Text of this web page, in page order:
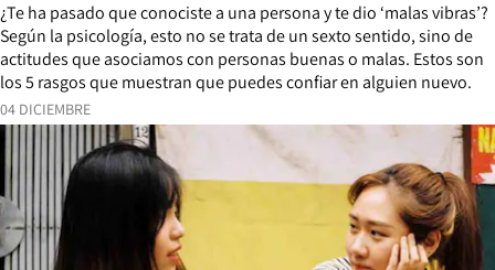
04 DICIEMBRE
¿Te ha pasado que conociste a una persona y te dio ‘malas vibras’?
Según la psicología, esto no se trata de un sexto sentido, sino de
actitudes que asociamos con personas buenas o malas. Estos son
los 5 rasgos que muestran que puedes confiar en alguien nuevo.